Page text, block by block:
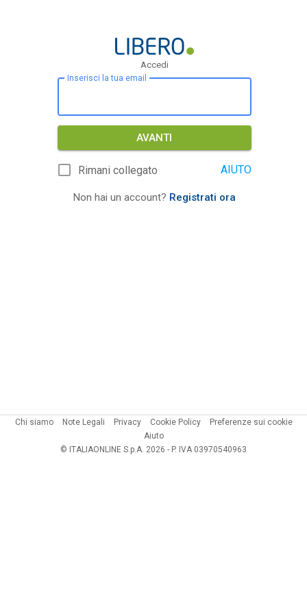
Accedi
Inserisci la tua email
AVANTI
Rimani collegato AIUTO
Non hai un account? Registrati ora
Chi siamo Note Legali Privacy Cookie Policy
Preferenze sui cookie
Aiuto
© ITALIAONLINE S.p.A. 2026 - P. IVA 03970540963